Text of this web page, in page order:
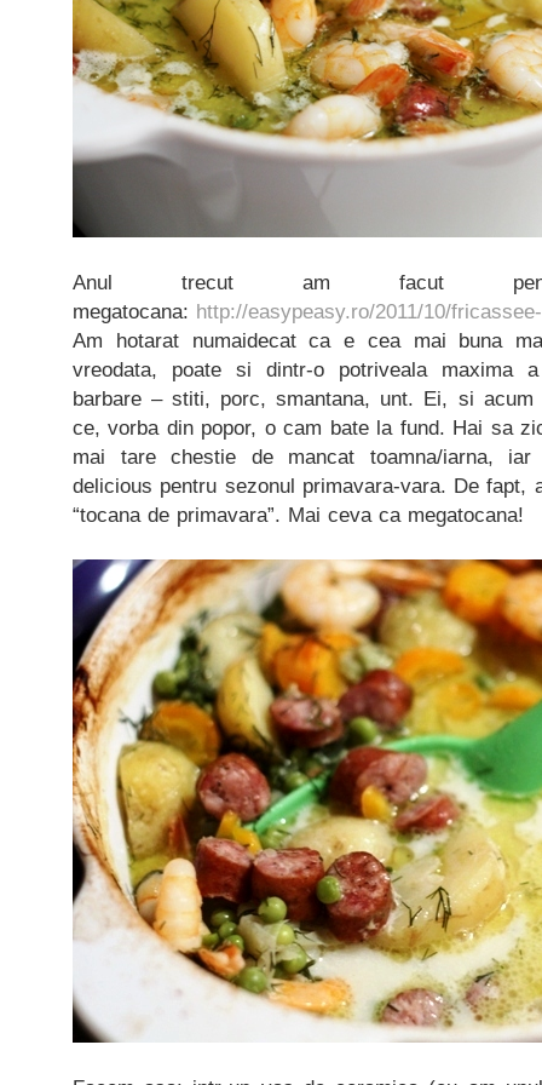
Anul trecut am facut
megatocana: http://easypeasy.ro/2011/10/
Am hotarat numaidecat ca e cea mai buna
vreodata, poate si dintr-o potriveala maxima
barbare – stiti, porc, smantana, unt. Ei, si
ce, vorba din popor, o cam bate la fund. Hai sa
mai tare chestie de mancat toamna/iarna,
delicious pentru sezonul primavara-vara. De fapt,
“tocana de primavara”. Mai ceva ca megatocana!